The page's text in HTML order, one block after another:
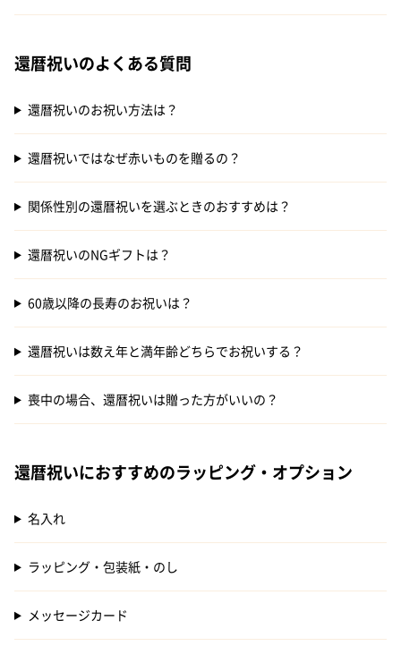
還暦祝いのよくある質問
還暦祝いのお祝い方法は？
還暦祝いではなぜ赤いものを贈るの？
関係性別の還暦祝いを選ぶときのおすすめは？
還暦祝いのNGギフトは？
60歳以降の長寿のお祝いは？
還暦祝いは数え年と満年齢どちらでお祝いする？
喪中の場合、還暦祝いは贈った方がいいの？
還暦祝いにおすすめのラッピング・オプション
名入れ
ラッピング・包装紙・のし
メッセージカード